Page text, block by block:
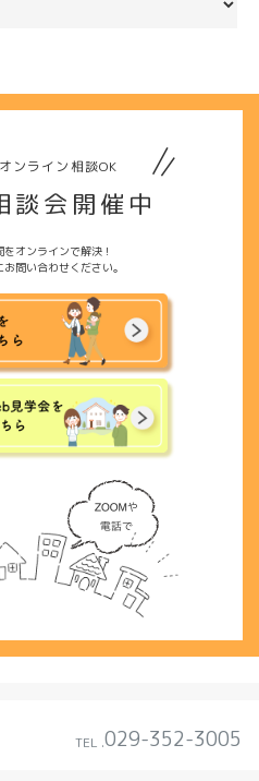
ンライン相談OK
談会開催中
オンラインで解決！
問い合わせください。
TEL .029-352-3005